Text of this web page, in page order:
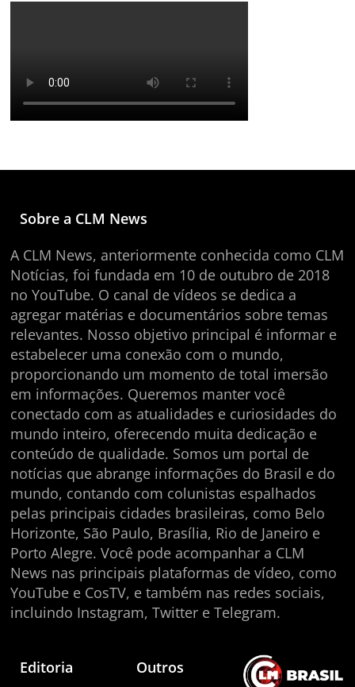
Sobre a CLM News
A CLM News, anteriormente conhecida como CLM
Notícias, foi fundada em 10 de outubro de 2018
no YouTube. O canal de vídeos se dedica a
agregar matérias e documentários sobre temas
relevantes. Nosso objetivo principal é informar e
estabelecer uma conexão com o mundo,
proporcionando um momento de total imersão
em informações. Queremos manter você
conectado com as atualidades e curiosidades do
mundo inteiro, oferecendo muita dedicação e
conteúdo de qualidade. Somos um portal de
notícias que abrange informações do Brasil e do
mundo, contando com colunistas espalhados
pelas principais cidades brasileiras, como Belo
Horizonte, São Paulo, Brasília, Rio de Janeiro e
Porto Alegre. Você pode acompanhar a CLM
News nas principais plataformas de vídeo, como
YouTube e CosTV, e também nas redes sociais,
incluindo Instagram, Twitter e Telegram.
Editoria Outros